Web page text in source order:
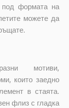
формата на
можете да
мотиви,
които заедно
в стаята.
флиз с гладка